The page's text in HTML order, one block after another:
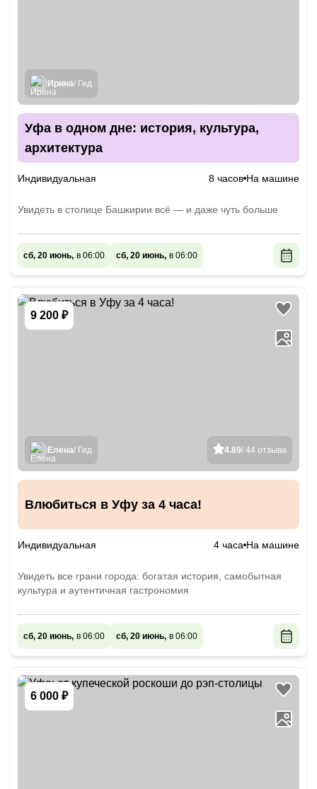
Ирина/ Гид
Уфа в одном дне: история, культура,
архитектура
Индивидуальная 8 часов На машине
Увидеть в столице Башкирии всё — и даже чуть больше
сб, 20 июнь, в 06:00 сб, 20 июнь, в 06:00
9 200 ₽
4.89/ 44 отзыва
Елена/ Гид
Влюбиться в Уфу за 4 часа!
Индивидуальная 4 часа На машине
Увидеть все грани города: богатая история, самобытная
культура и аутентичная гастрономия
сб, 20 июнь, в 06:00 сб, 20 июнь, в 06:00
6 000 ₽